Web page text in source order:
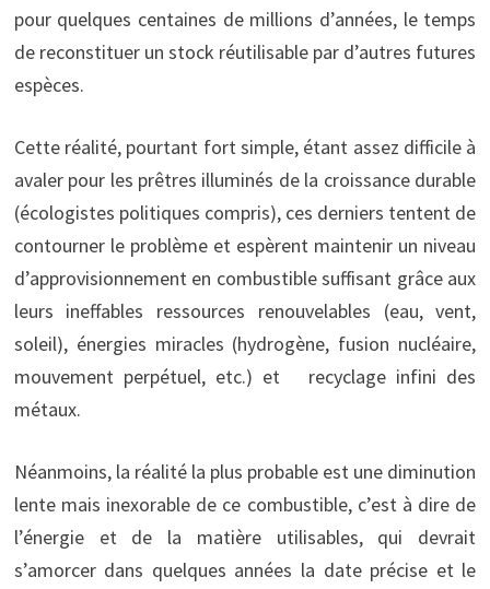
pour quelques centaines de millions d’années, le temps
de reconstituer un stock réutilisable par d’autres futures
espèces.
Cette réalité, pourtant fort simple, étant assez difficile à
avaler pour les prêtres illuminés de la croissance durable
(écologistes politiques compris), ces derniers tentent de
contourner le problème et espèrent maintenir un niveau
d’approvisionnement en combustible suffisant grâce aux
leurs ineffables ressources renouvelables (eau, vent,
soleil), énergies miracles (hydrogène, fusion nucléaire,
mouvement perpétuel, etc.) et recyclage infini des
métaux.
Néanmoins, la réalité la plus probable est une diminution
lente mais inexorable de ce combustible, c’est à dire de
l’énergie et de la matière utilisables, qui devrait
s’amorcer dans quelques années la date précise et le